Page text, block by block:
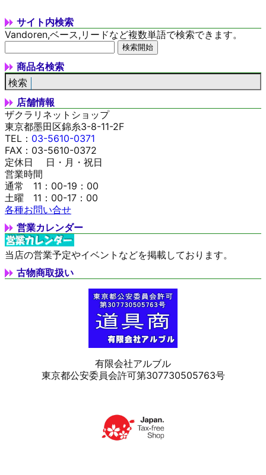
サイト内検索
Vandoren,ベース,リードなど複数単語で検索できます。
商品名検索
店舗情報
ザクラリネットショップ
東京都墨田区錦糸3-8-11-2F
TEL： 03-5610-0371
FAX：03-5610-0372
定休日 日・月・祝日
営業時間
通常 11：00-19：00
土曜 11：00-17：00
各種お問い合せ
営業カレンダー
当店の営業予定やイベントなどを掲載しております。
古物商取扱い
有限会社アルブル
東京都公安委員会許可第307730505763号